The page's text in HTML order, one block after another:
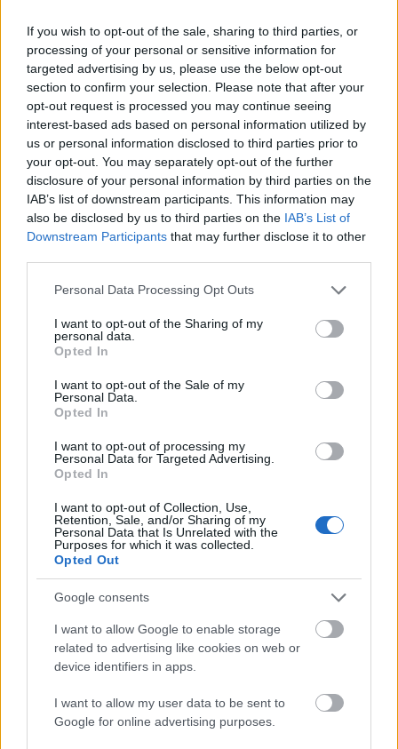
If you wish to opt-out of the sale, sharing to third parties, or
processing of your personal or sensitive information for
targeted advertising by us, please use the below opt-out
section to confirm your selection. Please note that after your
opt-out request is processed you may continue seeing
interest-based ads based on personal information utilized by
us or personal information disclosed to third parties prior to
your opt-out. You may separately opt-out of the further
disclosure of your personal information by third parties on the
IAB’s list of downstream participants. This information may
also be disclosed by us to third parties on the IAB’s List of
Downstream Participants that may further disclose it to other
Please note that this website/app uses one or more Google
not limited to your visit or usage behaviour. You may click to
grant or deny consent to Google and its third-party tags to
use your data for below specified purposes in below Google
consent section.
Personal Data Processing Opt Outs
I want to opt-out of the Sharing of my
personal data.
Opted In
I want to opt-out of the Sale of my
Personal Data.
Opted In
I want to opt-out of processing my
Personal Data for Targeted Advertising.
Opted In
I want to opt-out of Collection, Use,
Retention, Sale, and/or Sharing of my
Personal Data that Is Unrelated with the
Purposes for which it was collected.
Opted Out
Google consents
I want to allow Google to enable storage
related to advertising like cookies on web or
device identifiers in apps.
I want to allow my user data to be sent to
Google for online advertising purposes.
pszichedeliával átitatott rockjával mutatják be,
milyenek is lesznek…
terelj - Rec.hu
RRRecorder
Alacsony bennem a mindennemű igyekezet. Nincs
orral. A hétfő volt a legjobb napom. Merengés egy
nyárba, ami meg sem történt. Nem azt csinálom,
amit épp csinálok, csak egyszerűen másokat
utánzok. Az űrkáposzták magányossága; tyúkok és
bendzsó;…